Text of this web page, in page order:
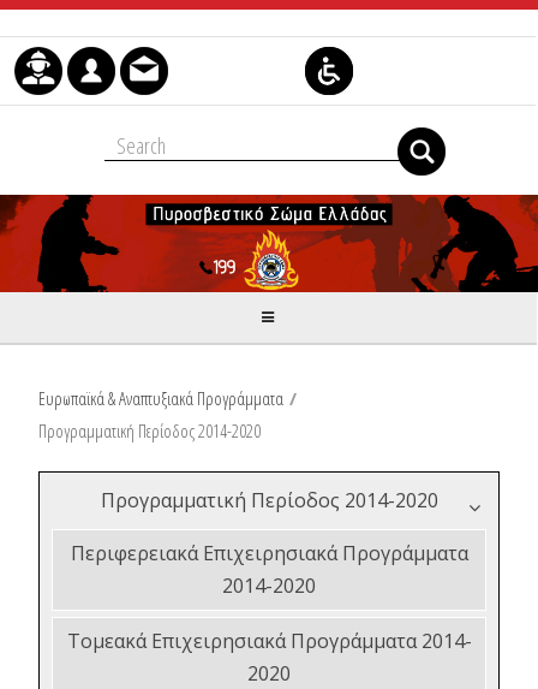
Μετάβαση στο περιεχόμενο
Ευρωπαϊκά & Αναπτυξιακά Προγράμματα /
Προγραμματική Περίοδος 2014-2020
Προγραμματική Περίοδος 2014-2020
Περιφερειακά Επιχειρησιακά Προγράμματα
2014-2020
Τομεακά Επιχειρησιακά Προγράμματα 2014-
2020